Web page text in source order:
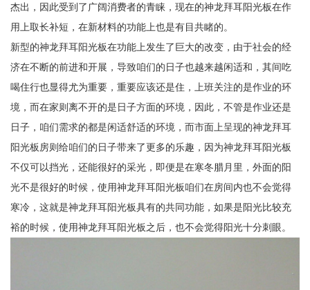
杰出，因此受到了广阔消费者的青睐，现在的神龙拜耳阳光板在作
用上取长补短，在新材料的功能上也是有目共睹的。
新型的神龙拜耳阳光板在功能上发生了巨大的改变，由于社会的经
济在不断的前进和开展，导致咱们的日子也越来越闲适和，其间吃
喝住行也显得尤为重要，重要应该还是住，上班关注的是作业的环
境，而在家则离不开的是日子方面的环境，因此，不管是作业还是
日子，咱们需求的都是闲适舒适的环境，而市面上呈现的神龙拜耳
阳光板房则给咱们的日子带来了更多的乐趣，因为神龙拜耳阳光板
不仅可以挡光，还能很好的采光，即便是在寒冬腊月里，外面的阳
光不是很好的时候，使用神龙拜耳阳光板咱们在房间内也不会觉得
寒冷，这就是神龙拜耳阳光板具有的共同功能，如果是阳光比较充
裕的时候，使用神龙拜耳阳光板之后，也不会觉得阳光十分刺眼。